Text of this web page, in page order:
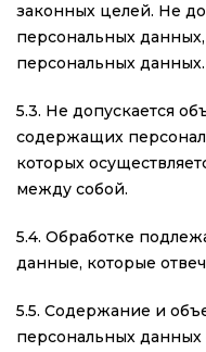
законных целей. Не
персональных
персональных данных.
5.3. Не допускается
содержащих
которых
между собой.
5.4. Обработке
данные, которые
5.5. Содержание и
персональных данных